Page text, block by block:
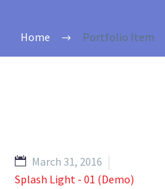
Home Portfolio Item
March 31, 2016
Splash Light - 01 (Demo)